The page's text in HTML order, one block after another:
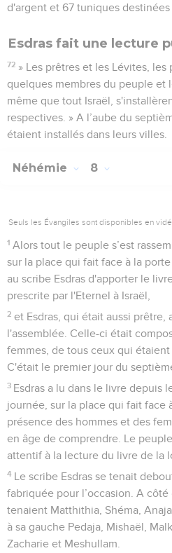
d'argent et 67 tuniques destinées
Esdras fait une lecture
72 » Les prêtres et les Lévites, les
quelques membres du peuple et
même que tout Israël,
respectives. » A l’aube du
étaient installés dans leurs villes.
Néhémie 8
Seuls les Évangiles sont disponibles en
1 Alors tout le peuple s’est
sur la place qui fait face à la
au scribe Esdras d'apporter le
prescrite par l'Eternel à Israël,
2 et Esdras, qui était aussi prêtre,
l'assemblée. Celle-ci était
femmes, de tous ceux qui étaient
C'était le premier jour du
3 Esdras a lu dans le livre depuis
journée, sur la place qui fait face
présence des hommes et des
en âge de comprendre. Le
attentif à la lecture du livre de la
4 Le scribe Esdras se tenait
fabriquée pour l’occasion. A
tenaient Matthithia, Shéma,
à sa gauche Pedaja, Mishaël,
Zacharie et Meshullam.